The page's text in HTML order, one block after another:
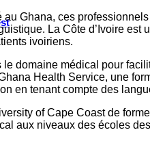
Ghana, ces
La Côte d’Ivoire
ivoiriens.
domaine médical pour
Health Service, une
en tenant compte des
of Cape Coast de
aux niveaux des écoles